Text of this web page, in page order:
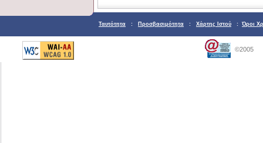
Ταυτότητα : Προσβασιμότητα : Χάρτης Ιστού : Όροι
©2005